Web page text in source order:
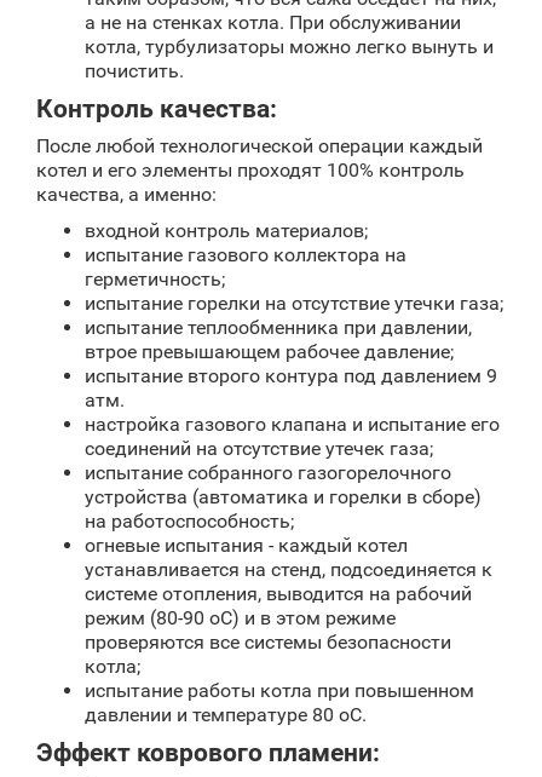
а не на стенках котла. При обслуживании
котла, турбулизаторы можно легко вынуть и
почистить.
Контроль качества:
После любой технологической операции каждый
котел и его элементы проходят 100% контроль
качества, а именно:
входной контроль материалов;
испытание газового коллектора на
герметичность;
испытание горелки на отсутствие утечки газа;
испытание теплообменника при давлении,
втрое превышающем рабочее давление;
испытание второго контура под давлением 9
атм.
настройка газового клапана и испытание его
соединений на отсутствие утечек газа;
испытание собранного газогорелочного
устройства (автоматика и горелки в сборе)
на работоспособность;
огневые испытания - каждый котел
устанавливается на стенд, подсоединяется к
системе отопления, выводится на рабочий
режим (80-90 oС) и в этом режиме
проверяются все системы безопасности
котла;
испытание работы котла при повышенном
давлении и температуре 80 oС.
Эффект коврового пламени: